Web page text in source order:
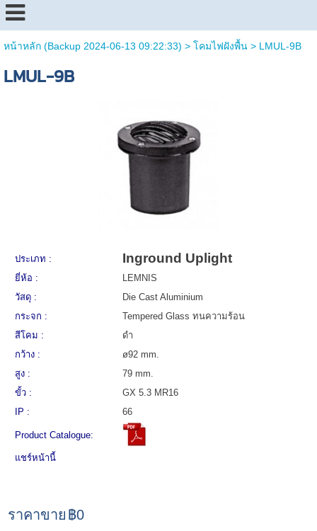
หน้าหลัก (Backup 2024-06-13 09:22:33) > โคมไฟฝังพื้น> LMUL-9B
LMUL-9B
ประเภท : Inground Uplight
ยี่ห้อ :
LEMNIS
วัสดุ :
Die Cast Aluminium
กระจก :
Tempered Glass ทนความร้อน
สีโคม :
ดำ
กว้าง :
ø92 mm.
สูง :
79 mm.
ขั้ว :
GX 5.3 MR16
IP :
66
Product Catalogue:
แชร์หน้านี้
ราคาขาย ฿0